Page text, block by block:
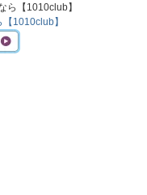
ら【1010club】